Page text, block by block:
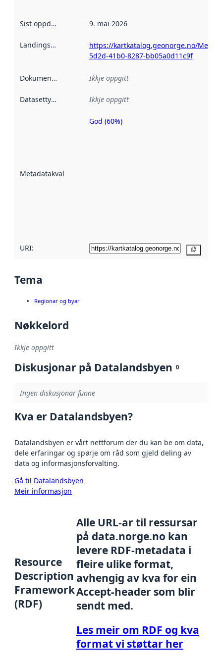
Sist oppdatert 9. mai 2026
Landingsside
https://kartkatalog.geonorge.no/
5d2d-41b0-8287-bb05a0d11c9f
Dokumentasjon Ikkje oppgitt
Datasettype Ikkje oppgitt
Metadatakvalitet
Metadatakvalitet
God (60%)
URI:
Tema
Regionar og byar
Nøkkelord
Ikkje oppgitt
Diskusjonar på Datalandsbyen 0
Ingen diskusjonar funne
Kva er Datalandsbyen?
Datalandsbyen er vårt nettforum der du kan be om data,
dele erfaringar og spørje om råd som gjeld deling av
data og informasjonsforvalting.
Gå til Datalandsbyen
Meir informasjon
Resource
Description
Framework
(RDF)
Alle URL-ar til ressursar
på data.norge.no kan
levere RDF-metadata i
fleire ulike format,
avhengig av kva for ein
Accept-header som blir
sendt med.
Les meir om RDF og kva
format vi støttar her